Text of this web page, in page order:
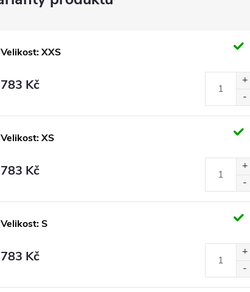
Velikost: XXS
783 Kč
Velikost: XS
783 Kč
Velikost: S
783 Kč